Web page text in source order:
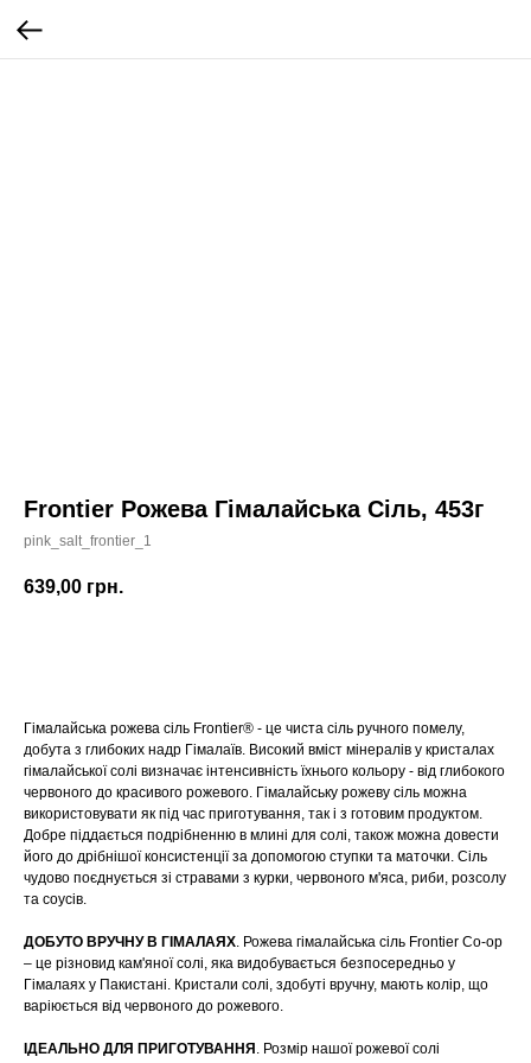
Frontier Рожева Гімалайська Сіль, 453г
pink_salt_frontier_1
639,00 грн.
Гімалайська рожева сіль Frontier® - це чиста сіль ручного помелу,
добута з глибоких надр Гімалаїв. Високий вміст мінералів у кристалах
гімалайської солі визначає інтенсивність їхнього кольору - від глибокого
червоного до красивого рожевого. Гімалайську рожеву сіль можна
використовувати як під час приготування, так і з готовим продуктом.
Добре піддається подрібненню в млині для солі, також можна довести
його до дрібнішої консистенції за допомогою ступки та маточки. Сіль
чудово поєднується зі стравами з курки, червоного м'яса, риби, розсолу
та соусів.
ДОБУТО ВРУЧНУ В ГІМАЛАЯХ. Рожева гімалайська сіль Frontier Co-op
– це різновид кам'яної солі, яка видобувається безпосередньо у
Гімалаях у Пакистані. Кристали солі, здобуті вручну, мають колір, що
варіюється від червоного до рожевого.
ІДЕАЛЬНО ДЛЯ ПРИГОТУВАННЯ . Розмір нашої рожевої солі